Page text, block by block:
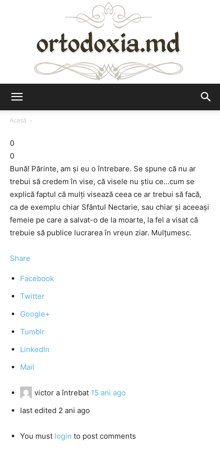
Acasă
0
0
Bună! Părinte, am şi eu o întrebare. Se spune că nu ar
trebui să credem în vise, că visele nu ştiu ce…cum se
explică faptul că mulţi visează ceea ce ar trebui să facă,
ca de exemplu chiar Sfântul Nectarie, sau chiar şi aceeaşi
femeie pe care a salvat-o de la moarte, la fel a visat că
trebuie să publice lucrarea în vreun ziar. Mulţumesc.
Share
Facebook
Twitter
Google+
Tumblr
LinkedIn
Mail
victor a întrebat 15 ani ago
last edited 2 ani ago
You must login to post comments